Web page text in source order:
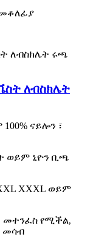
ለብስክሌት
ናይሎን ፣
ወይም ኒዮን ቢጫ
XXXL ወይም
መተንፈስ የሚችል,
መሳብ